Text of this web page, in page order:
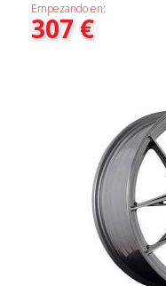
Empezando en:
307€